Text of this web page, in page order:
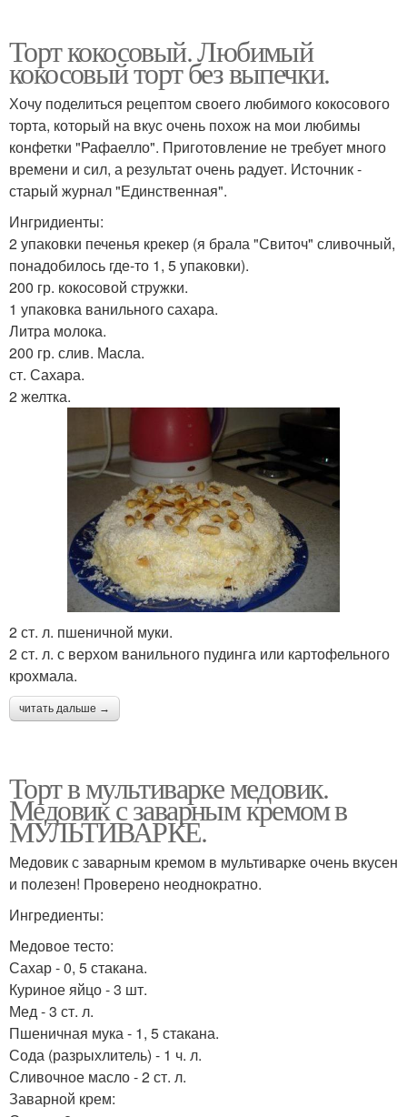
Торт кокосовый. Любимый
кокосовый торт без выпечки.
Хочу поделиться рецептом своего любимого кокосового
торта, который на вкус очень похож на мои любимы
конфетки "Рафаелло". Приготовление не требует много
времени и сил, а результат очень радует. Источник -
старый журнал "Единственная".
Ингридиенты:
2 упаковки печенья крекер (я брала "Свиточ" сливочный,
понадобилось где-то 1, 5 упаковки).
200 гр. кокосовой стружки.
1 упаковка ванильного сахара.
Литра молока.
200 гр. слив. Масла.
ст. Сахара.
2 желтка.
2 ст. л. пшеничной муки.
2 ст. л. с верхом ванильного пудинга или картофельного
крохмала.
читать дальше →
Торт в мультиварке медовик.
Медовик с заварным кремом в
МУЛЬТИВАРКЕ.
Медовик с заварным кремом в мультиварке очень вкусен
и полезен! Проверено неоднократно.
Ингредиенты:
Медовое тесто:
Сахар - 0, 5 стакана.
Куриное яйцо - 3 шт.
Мед - 3 ст. л.
Пшеничная мука - 1, 5 стакана.
Сода (разрыхлитель) - 1 ч. л.
Сливочное масло - 2 ст. л.
Заварной крем: